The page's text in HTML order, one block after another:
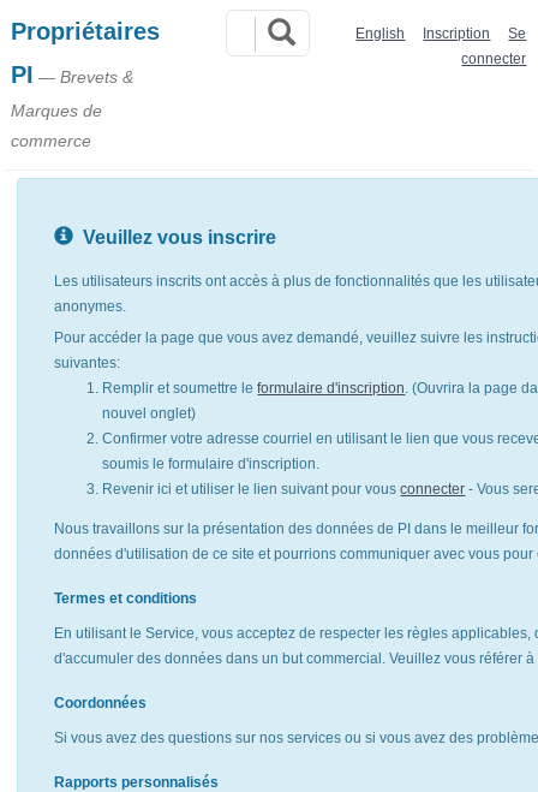
Propriétaires
PI — Brevets &
Marques de
commerce
English Inscription
Se
connecter
Veuillez vous inscrire
Les utilisateurs inscrits ont accès à plus de fonctionnalités que les
anonymes.
Pour accéder la page que vous avez demandé, veuillez suivre les
suivantes:
Remplir et soumettre leformulaire d'inscription. (Ouvrira la page
nouvel onglet)
Confirmer votre adresse courriel en utilisant le lien que vous
soumis le formulaire d'inscription.
Revenir ici et utiliser le lien suivant pour vousconnecter - Vous
Nous travaillons sur la présentation des données de PI dans le meilleur
données d'utilisation de ce site et pourrions communiquer avec vous
Termes et conditions
En utilisant le Service, vous acceptez de respecter les règles
d'accumuler des données dans un but commercial. Veuillez vous référer
Coordonnées
Si vous avez des questions sur nos services ou si vous avez des
Rapports personnalisés